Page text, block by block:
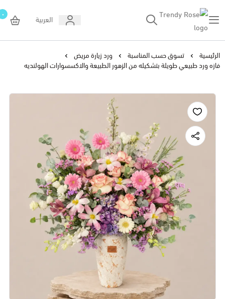
Trendy Rose العربية
٠
الرئيسية تسوق حسب المناسبة
ورد زيارة مريض
فازه ورد طبيعي طويلة بتشكيله من الزهور الطبيعة والاكسسوارات الهولنديه